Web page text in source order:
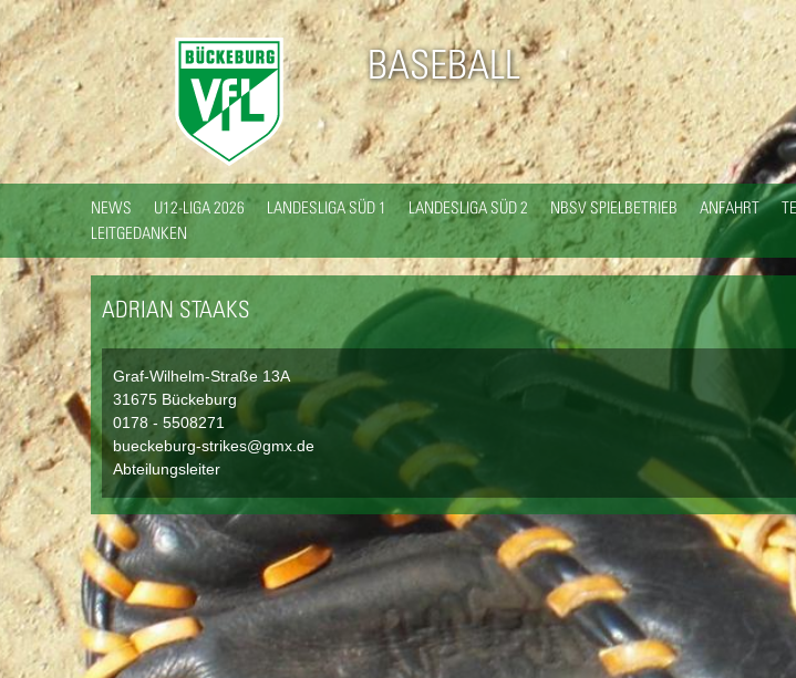
Direkt
zum
Inhalt
BASEBALL
NEWS U12-LIGA 2026 LANDESLIGA SÜD 1 LANDESLIGA SÜD 2 NBSV SPIELBETRIEB ANFAHRT
LEITGEDANKEN
ADRIAN STAAKS
Graf-Wilhelm-Straße 13A
31675 Bückeburg
0178 - 5508271
bueckeburg-strikes@gmx.de
Abteilungsleiter